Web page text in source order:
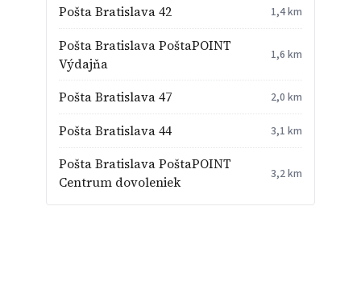
Pošta Bratislava 42 1,4 km
Pošta Bratislava PoštaPOINT
Výdajňa
1,6 km
Pošta Bratislava 47 2,0 km
Pošta Bratislava 44 3,1 km
Pošta Bratislava PoštaPOINT
Centrum dovoleniek
3,2 km